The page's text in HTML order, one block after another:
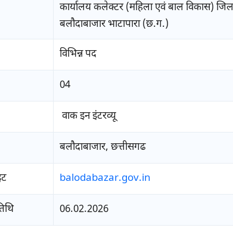
कार्यालय कलेक्टर (महिला एवं बाल विकास)
बलौदाबाजार भाटापारा (छ.ग.)
विभिन्न पद
04
वाक इन इंटरव्यू
बलौदाबाजार, छत्तीसगढ
balodabazar.gov.in
06.02.2026